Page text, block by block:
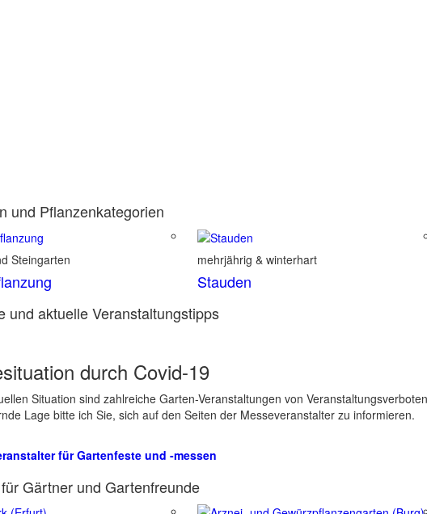
und Pflanzenkategorien
Steingarten mehrjährig & winterhart
Stauden
und aktuelle Veranstaltungstipps
durch Covid-19
Situation sind zahlreiche Garten-Veranstaltungen von
Lage bitte ich Sie, sich auf den Seiten der Messeveranstalter zu informieren.
für Gartenfeste und -messen
Gärtner und Gartenfreunde